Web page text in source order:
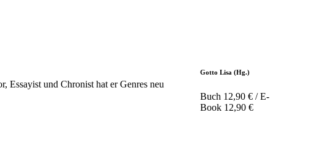
Essayist und Chronist hat er Genres neu
Gotto Lisa (Hg.)
Buch 12,90 € / E-
Book 12,90 €